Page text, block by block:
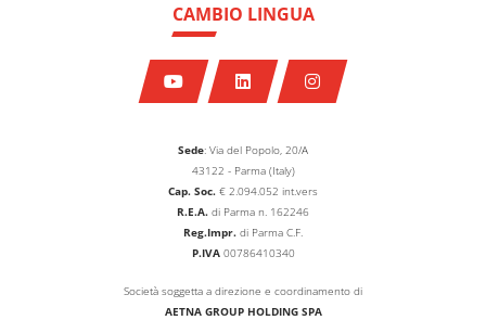
Sede: Via del Popolo, 20/A
43122 - Parma (Italy)
Cap. Soc. € 2.094.052 int.vers
R.E.A. di Parma n. 162246
Reg.Impr. di Parma C.F.
P.IVA00786410340
Società soggetta a direzione e coordinamento di
AETNA GROUP HOLDING SPA
CAMBIO LINGUA